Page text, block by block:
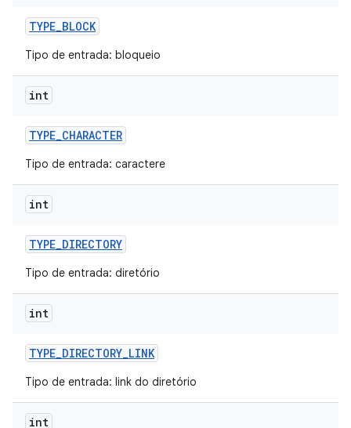
TYPE_BLOCK
Tipo de entrada: bloqueio
int
TYPE_CHARACTER
Tipo de entrada: caractere
int
TYPE_DIRECTORY
Tipo de entrada: diretório
int
TYPE_DIRECTORY_LINK
Tipo de entrada: link do diretório
int